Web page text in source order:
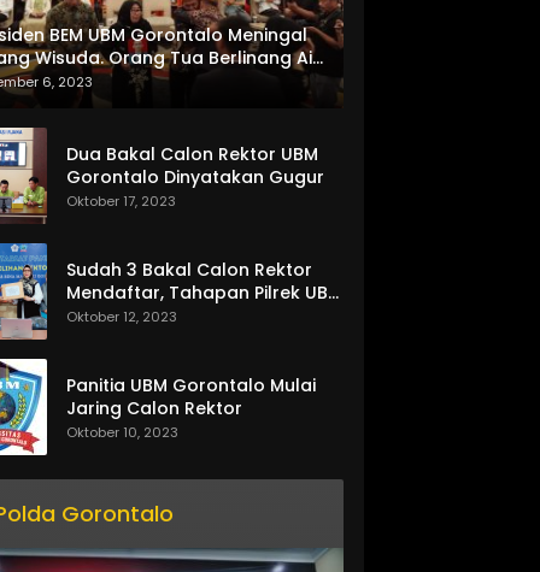
BEM UBM Gorontalo Meningal
Wisuda. Orang Tua Berlinang Air
Menerima SKL dan Pemasangan
6, 2023
Dua Bakal Calon Rektor UBM
Gorontalo Dinyatakan Gugur
Oktober 17, 2023
Sudah 3 Bakal Calon Rektor
Mendaftar, Tahapan Pilrek UBM
Gorontalo Makin Seru
Oktober 12, 2023
Panitia UBM Gorontalo Mulai
Jaring Calon Rektor
Oktober 10, 2023
Gorontalo